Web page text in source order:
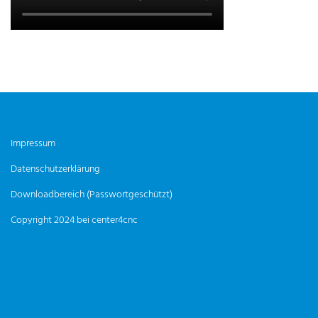
Impressum
Datenschutzerklärung
Downloadbereich (Passwortgeschützt)
Copyright 2024 bei center4cnc